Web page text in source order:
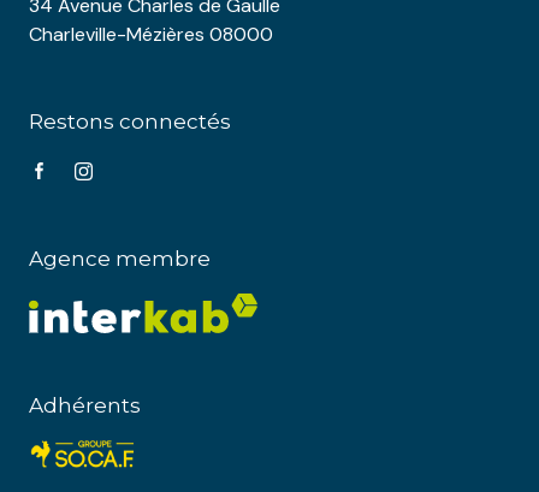
34 Avenue Charles de Gaulle
Charleville-Mézières 08000
Restons connectés
Agence membre
Adhérents